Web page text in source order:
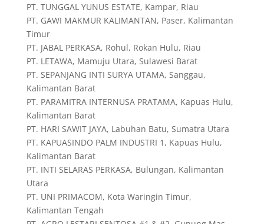
PT. TUNGGAL YUNUS ESTATE, Kampar, Riau
PT. GAWI MAKMUR KALIMANTAN, Paser, Kalimantan
Timur
PT. JABAL PERKASA, Rohul, Rokan Hulu, Riau
PT. LETAWA, Mamuju Utara, Sulawesi Barat
PT. SEPANJANG INTI SURYA UTAMA, Sanggau,
Kalimantan Barat
PT. PARAMITRA INTERNUSA PRATAMA, Kapuas Hulu,
Kalimantan Barat
PT. HARI SAWIT JAYA, Labuhan Batu, Sumatra Utara
PT. KAPUASINDO PALM INDUSTRI 1, Kapuas Hulu,
Kalimantan Barat
PT. INTI SELARAS PERKASA, Bulungan, Kalimantan
Utara
PT. UNI PRIMACOM, Kota Waringin Timur,
Kalimantan Tengah